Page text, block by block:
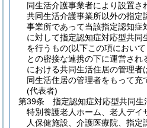
同生活介護事業者により設置さ
共同生活介護事業所以外の指定
事業所であって当該指定認知症
に対して指定認知症対応型共同
を行うもの(以下この項におい
との密接な連携の下に運営さ
における共同生活住居の管理者
同生活住居の管理者をもって充
(代表者)
第39条
指定認知症対応型共同生
特別養護老人ホーム、老人デイ
人保健施設、介護医療院、指